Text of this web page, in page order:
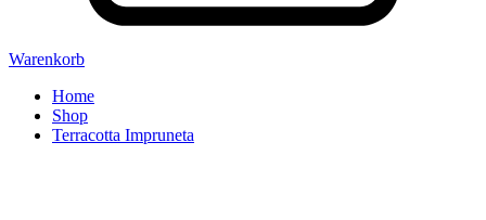
Warenkorb
Home
Shop
Terracotta Impruneta